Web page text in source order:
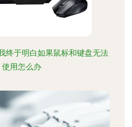
终于明白如果鼠标和键盘无法
使用怎么办